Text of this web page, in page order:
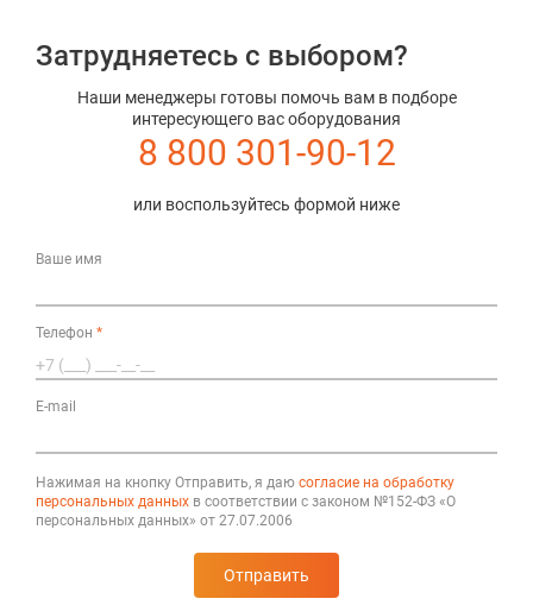
Затрудняетесь с выбором?
Наши менеджеры готовы помочь вам в подборе
интересующего вас оборудования
8 800 301-90-12
или воспользуйтесь формой ниже
Ваше имя
Телефон *
E-mail
Нажимая на кнопку Отправить, я даю согласие на обработку
персональных данных в соответствии с законом №152-ФЗ «О
персональных данных» от 27.07.2006
Отправить